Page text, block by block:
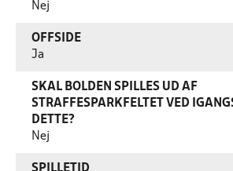
Nej
OFFSIDE
Ja
SKAL BOLDEN SPILLES UD AF
STRAFFESPARKFELTET VED
DETTE?
Nej
SPILLETID